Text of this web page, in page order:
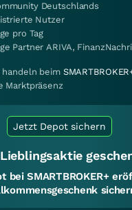
Deutschlands
Nutzer
pro Tag
Partner ARIVA,
handeln beim
Marktpräsenz
Jetzt Depot sichern
bei SMARTBROKER+